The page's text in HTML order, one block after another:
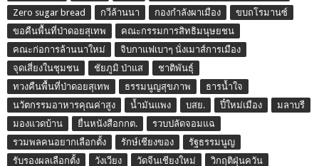
Zero sugar bread
กวีล้านนา กองกำลังผาเมือง
ขบถโรมานซ์
ขอคืนพื้นที่ป่าดอยสุเทพ
คณะกรรมการสิทธิมนุษยชน
คณะก่อการล้านนาใหม่
จิบกาแฟเบาๆ นั่งเมาส์การเมือง
จุดเสี่ยงในชุมชน
ชัยภูมิ ป่าแส
ชาติพันธุ์
ทวงคืนพื้นที่ป่าดอยสุเทพ
ธรรมนูญสุขภาพ
ธารน้ำใจ
นวัตกรรมอาหารคุณค่าสูง
น้ำมันแพง บสย. ปี๋ใหม่เมือง
มลาบรี
มองแวดบ้าน
ยื่นหนังสือกกต.
รวบปลัดจอมแฉ
รวมพลคนอยากเลือกตั้ง
รักษ์เชียงของ
รัฐธรรมนูญ
รับรองผลเลือกตั้ง
วังเวียง วัดจีนเชียงใหม่
วิกฤติฝุ่นควัน